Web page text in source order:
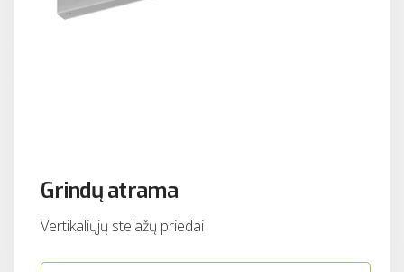
Grindų atrama
Vertikaliųjų stelažų priedai